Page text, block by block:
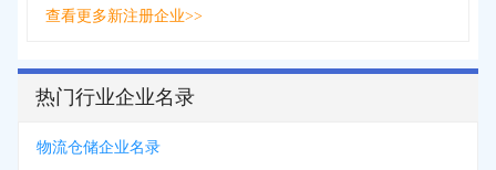
查看更多新注册企业>>
热门行业企业名录
物流仓储企业名录